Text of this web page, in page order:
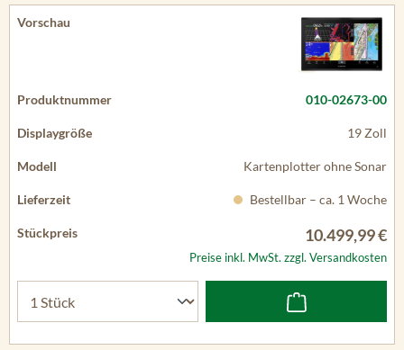
010-02673-00
19 Zoll
Kartenplotter ohne Sonar
Bestellbar – ca. 1 Woche
10.499,99 €
Preise inkl. MwSt. zzgl. Versandkosten